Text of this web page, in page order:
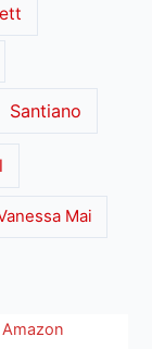
Santiano
Mai